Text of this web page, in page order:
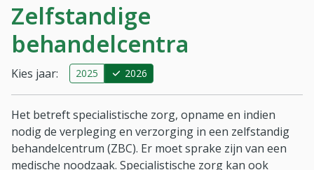
Zelfstandige
behandelcentra
Kies jaar: 2025 2026
Het betreft specialistische zorg, opname en indien
nodig de verpleging en verzorging in een zelfstandig
behandelcentrum (ZBC). Er moet sprake zijn van een
medische noodzaak. Specialistische zorg kan ook